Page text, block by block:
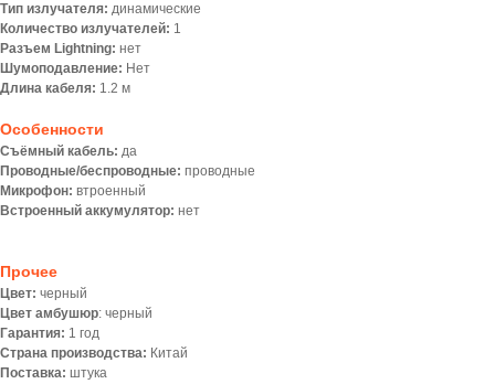
Тип излучателя: динамические
Количество излучателей: 1
Разъем Lightning: нет
Шумоподавление: Нет
Длина кабеля: 1.2 м
Особенности
Съёмный кабель: да
Проводные/беспроводные: проводные
Микрофон: втроенный
Встроенный аккумулятор: нет
Прочее
Цвет: черный
Цвет амбушюр: черный
Гарантия: 1 год
Страна производства: Китай
Поставка: штука